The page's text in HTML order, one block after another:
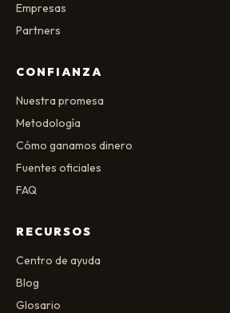
Empresas
Partners
CONFIANZA
Nuestra promesa
Metodología
Cómo ganamos dinero
Fuentes oficiales
FAQ
RECURSOS
Centro de ayuda
Blog
Glosario